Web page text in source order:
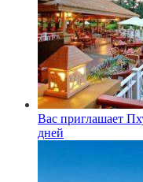
Вас приглашает
дней